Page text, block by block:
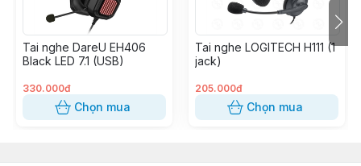
Tai nghe DareU EH406
Black LED 7.1 (USB)
330.000đ
Chọn mua
Tai nghe LOGITECH H111 (1
jack)
205.000đ
Chọn mua